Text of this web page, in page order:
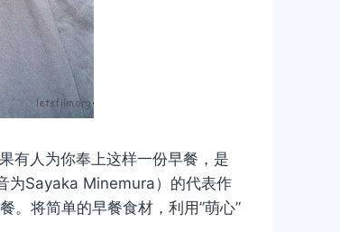
有人为你奉上这样一份早餐，是
为Sayaka Minemura）的代表作
。将简单的早餐食材，利用”萌心”